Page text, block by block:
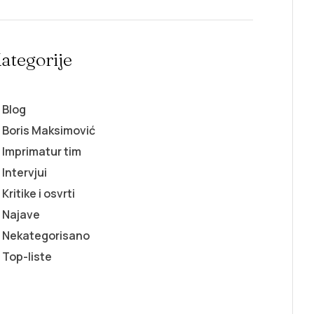
Blog
Boris Maksimović
Imprimatur tim
Intervjui
Kritike i osvrti
Najave
Nekategorisano
Top-liste